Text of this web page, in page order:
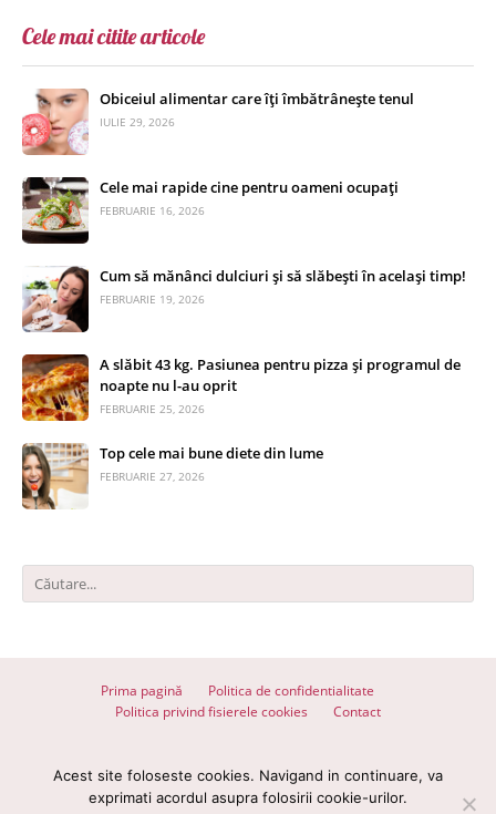
Cele mai citite articole
Obiceiul alimentar care îți îmbătrânește tenul
IULIE 29, 2026
Cele mai rapide cine pentru oameni ocupați
FEBRUARIE 16, 2026
Cum să mănânci dulciuri și să slăbești în același timp!
FEBRUARIE 19, 2026
A slăbit 43 kg. Pasiunea pentru pizza și programul de
noapte nu l-au oprit
FEBRUARIE 25, 2026
Top cele mai bune diete din lume
FEBRUARIE 27, 2026
Prima pagină
Politica de confidentialitate
Politica privind fisierele cookies
Contact
© 2026 Totul despre slăbit - Toate drepturile rezervate
Devel with♥by wpdevel.ro
Acest site foloseste cookies. Navigand in continuare, va
exprimati acordul asupra folosirii cookie-urilor.